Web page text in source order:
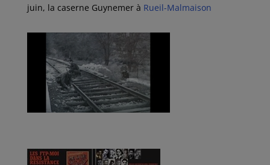
juin, la caserne Guynemer à Rueil-Malmaison